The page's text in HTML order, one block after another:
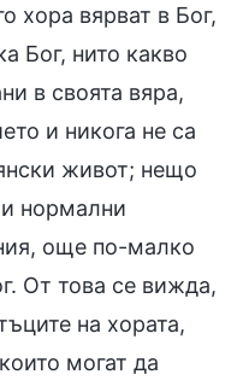
хора вярват в Бог,
Бог, нито какво
в своята вяра,
и никога не са
живот; нещо
нормални
още по-малко
От това се вижда,
на хората,
могат да